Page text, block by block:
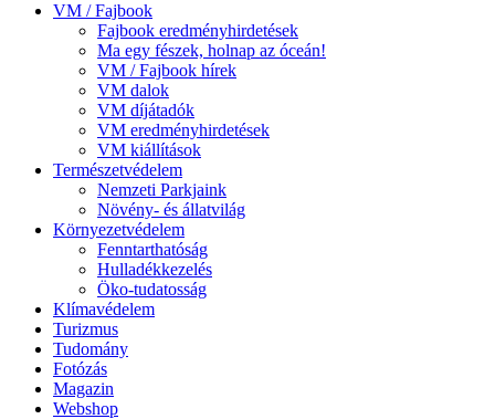
VM / Fajbook
Fajbook eredményhirdetések
Ma egy fészek, holnap az óceán!
VM / Fajbook hírek
VM dalok
VM díjátadók
VM eredményhirdetések
VM kiállítások
Természetvédelem
Nemzeti Parkjaink
Növény- és állatvilág
Környezetvédelem
Fenntarthatóság
Hulladékkezelés
Öko-tudatosság
Klímavédelem
Turizmus
Tudomány
Fotózás
Magazin
Webshop